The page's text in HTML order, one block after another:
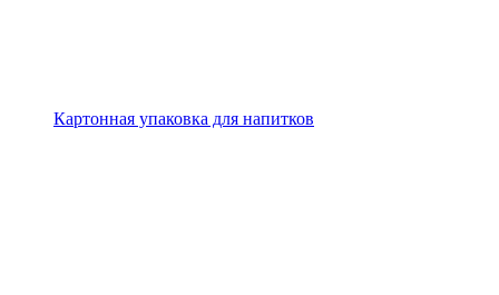
Картонная упаковка для напитков